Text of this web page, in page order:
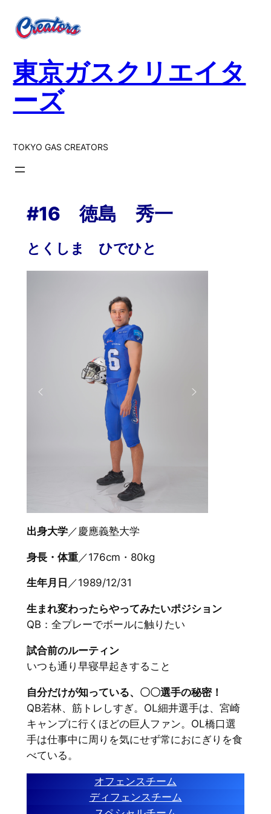
ス東京ガスクリエイタ
ーズ
TOKYO GAS CREATORS
#16 徳島 秀一
とくしま ひでひと
出身大学／慶應義塾大学
身長・体重／176cm・80kg
生年月日 ／1989/12/31
生まれ変わったらやってみたいポジション
QB：全プレーでボールに触りたい
試合前のルーティン
いつも通り早寝早起きすること
自分だけが知っている、〇〇選手の秘密！
QB若林、筋トレしすぎ。OL細井選手は、宮崎
キャンプに行くほどの巨人ファン。OL橋口選
手は仕事中に周りを気にせず常におにぎりを食
べている。
オフェンスチーム
ディフェンスチーム